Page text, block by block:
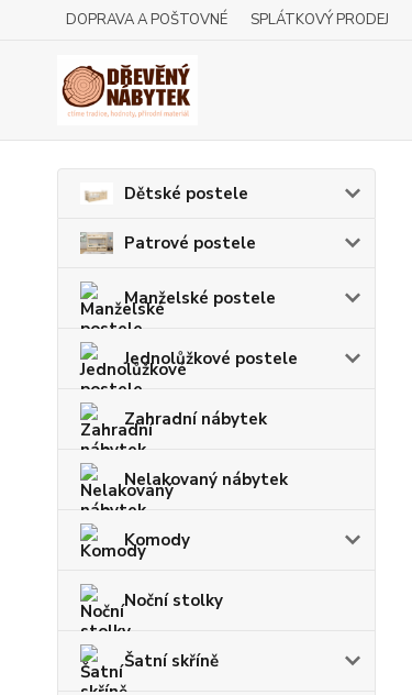
DOPRAVA A POŠTOVNÉ SPLÁTKOVÝ PRODEJ
Dětské postele
Patrové postele
Manželské postele
Jednolůžkové postele
Zahradní nábytek
Nelakovaný nábytek
Komody
Noční stolky
Šatní skříně